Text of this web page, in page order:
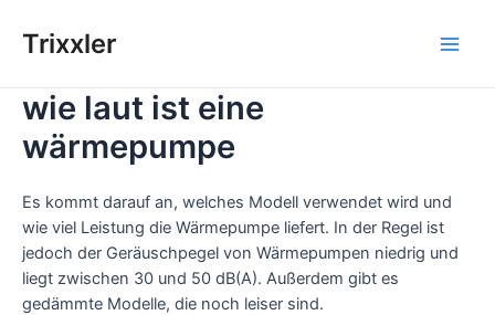
InhaltTrixxler
wie laut ist eine
wärmepumpe
Es kommt darauf an, welches Modell verwendet wird und
wie viel Leistung die Wärmepumpe liefert. In der Regel ist
jedoch der Geräuschpegel von Wärmepumpen niedrig und
liegt zwischen 30 und 50 dB(A). Außerdem gibt es
gedämmte Modelle, die noch leiser sind.